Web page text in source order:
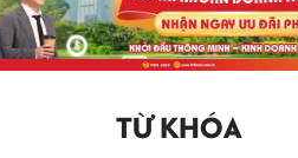
TỪ KHÓA